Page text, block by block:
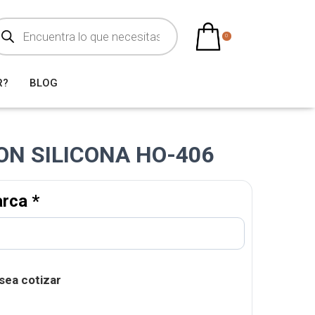
0
BLOG
SILICONA HO-406
*
cotizar